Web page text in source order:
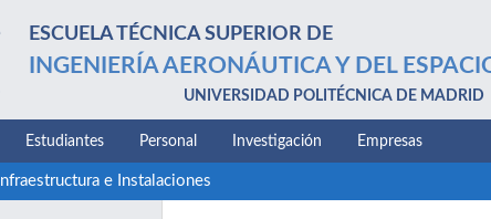
ESCUELA TÉCNICA SUPERIOR DE
INGENIERÍA AERONÁUTICA Y DEL
UNIVERSIDAD POLITÉCNICA DE MADRID
Estudiantes Personal Investigación Empresas
Infraestructura e Instalaciones